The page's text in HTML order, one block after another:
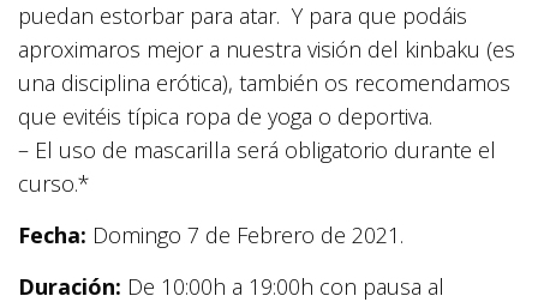
puedan estorbar para atar. Y para que podáis
aproximaros mejor a nuestra visión del kinbaku (es
una disciplina erótica), también os recomendamos
que evitéis típica ropa de yoga o deportiva.
– El uso de mascarilla será obligatorio durante el
curso.*
Fecha: Domingo 7 de Febrero de 2021.
Duración: De 10:00h a 19:00h con pausa al